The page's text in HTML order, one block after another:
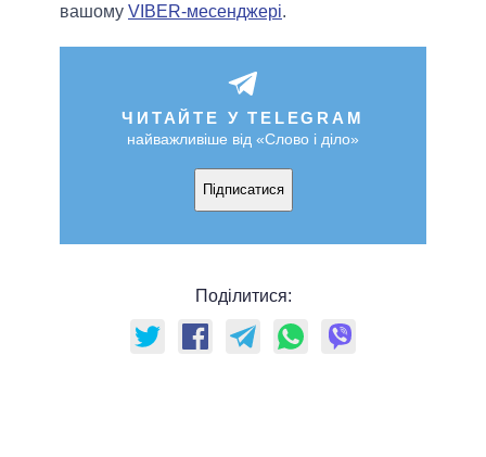
вашому VIBER-месенджері.
ЧИТАЙТЕ У TELEGRAM
найважливіше від «Слово і діло»
Підписатися
Поділитися: